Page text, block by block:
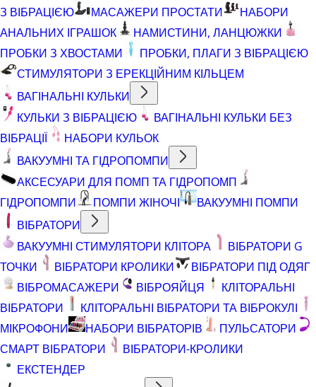
З ВІБРАЦІЄЮ
МАСАЖЕРИ ПРОСТАТИ
НАБОРИ
АНАЛЬНИХ ІГРАШОК
НАМИСТИНИ, ЛАНЦЮЖКИ
ПРОБКИ З ХВОСТАМИ
ПРОБКИ, ПЛАГИ З ВІБРАЦІЄЮ
СТИМУЛЯТОРИ З ЕРЕКЦІЙНИМ КІЛЬЦЕМ
ВАГІНАЛЬНІ КУЛЬКИ
КУЛЬКИ З ВІБРАЦІЄЮ
ВАГІНАЛЬНІ КУЛЬКИ БЕЗ
ВІБРАЦІЇ
НАБОРИ КУЛЬОК
ВАКУУМНІ ТА ГІДРОПОМПИ
АКСЕСУАРИ ДЛЯ ПОМП ТА ГІДРОПОМП
ГІДРОПОМПИ
ПОМПИ ЖІНОЧІ
ВАКУУМНІ ПОМПИ
ВІБРАТОРИ
ВАКУУМНІ СТИМУЛЯТОРИ КЛІТОРА
ВІБРАТОРИ G
ТОЧКИ
ВІБРАТОРИ КРОЛИКИ
ВІБРАТОРИ ПІД ОДЯГ
ВІБРОМАСАЖЕРИ
ВІБРОЯЙЦЯ
КЛІТОРАЛЬНІ
ВІБРАТОРИ
КЛІТОРАЛЬНІ ВІБРАТОРИ ТА ВІБРОКУЛІ
МІКРОФОНИ
НАБОРИ ВІБРАТОРІВ
ПУЛЬСАТОРИ
СМАРТ ВІБРАТОРИ
ВІБРАТОРИ-КРОЛИКИ
ЕКСТЕНДЕР